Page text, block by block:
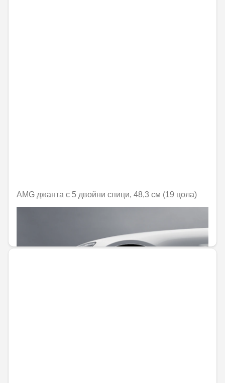
AMG джанта с 5 двойни спици, 48,3 см (19 цола)